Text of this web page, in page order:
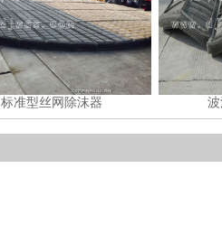
标准型丝网除沫器